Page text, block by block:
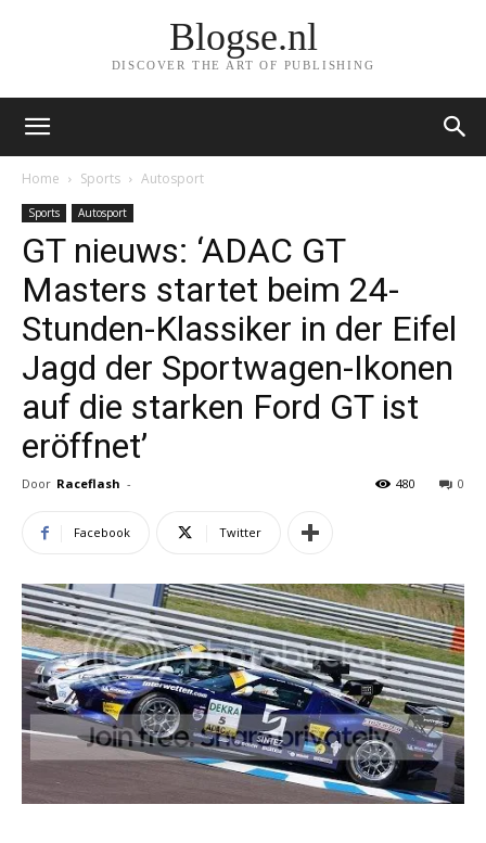
Blogse.nl
DISCOVER THE ART OF PUBLISHING
Home Sports Autosport
Sports Autosport
GT nieuws: ‘ADAC GT
Masters startet beim 24-
Stunden-Klassiker in der Eifel
Jagd der Sportwagen-Ikonen
auf die starken Ford GT ist
eröffnet’
Door Raceflash - 0
480
Facebook Twitter